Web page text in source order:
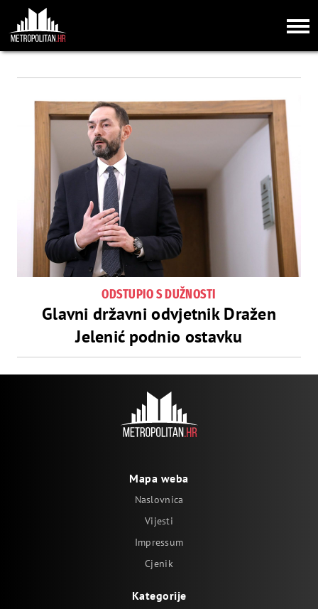
ODSTUPIO S DUŽNOSTI
Glavni državni odvjetnik Dražen
Jelenić podnio ostavku
Mapa weba
Naslovnica
Vijesti
Impressum
Cjenik
Kategorije